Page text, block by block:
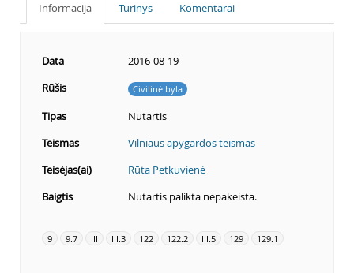
Informacija Turinys Komentarai
Data
2016-08-19
Rūšis
Civilinė byla
Tipas
Nutartis
Teismas
Vilniaus apygardos teismas
Teisėjas(ai)
Rūta Petkuvienė
Baigtis
Nutartis palikta nepakeista.
9 9.7 III III.3 122 122.2 III.5 129 129.1